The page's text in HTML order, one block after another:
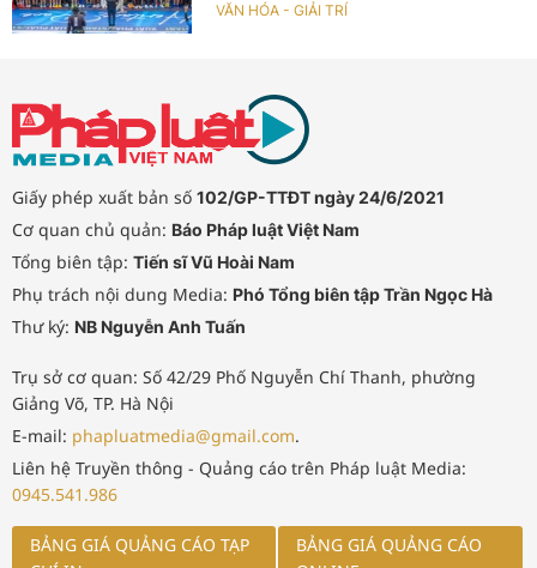
VĂN HÓA - GIẢI TRÍ
Giấy phép xuất bản số 102/GP-TTĐT ngày 24/6/2021
Cơ quan chủ quản: Báo Pháp luật Việt Nam
Tổng biên tập: Tiến sĩ Vũ Hoài Nam
Phụ trách nội dung Media: Phó Tổng biên tập Trần Ngọc Hà
Thư ký: NB Nguyễn Anh Tuấn
Trụ sở cơ quan: Số 42/29 Phố Nguyễn Chí Thanh, phường
Giảng Võ, TP. Hà Nội
E-mail: phapluatmedia@gmail.com.
Liên hệ Truyền thông - Quảng cáo trên Pháp luật Media:
0945.541.986
BẢNG GIÁ QUẢNG CÁO TẠP
BẢNG GIÁ QUẢNG CÁO